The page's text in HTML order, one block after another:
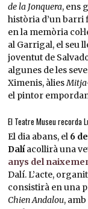
de la Jonquera, ens
història d’un barri
en la memòria
al Garrigal, el seu
joventut de
algunes de les
Ximenis, àlies
el pintor
El Teatre Museu recorda
El dia abans, el 6
Dalíacollirà una
anys del
Dalí. L’acte,
consistirà en una
Chien Andalou,